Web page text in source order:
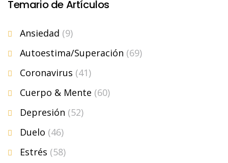
Temario de Artículos
Ansiedad (9)
Autoestima/Superación (69)
Coronavirus (41)
Cuerpo & Mente (60)
Depresión (52)
Duelo (46)
Estrés (58)